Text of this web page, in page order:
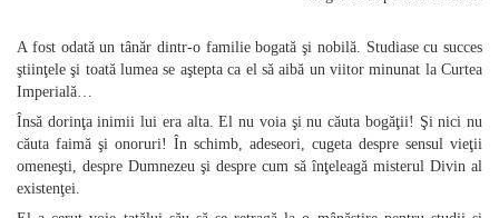
A fost odată un tânăr dintr‑o familie bogată şi nobilă. Studiase cu succes
ştiinţele şi toată lumea se aştepta ca el să aibă un viitor minunat la Curtea
Imperială…
Însă dorinţa inimii lui era alta. El nu voia şi nu căuta bogăţii! Şi nici nu
căuta faimă şi onoruri! În schimb, adeseori, cugeta despre sensul vieţii
omeneşti, despre Dumnezeu şi despre cum să înţeleagă misterul Divin al
existenţei.